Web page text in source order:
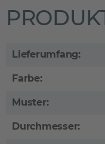
Lieferumfang:
Farbe:
Muster:
Durchmesser: